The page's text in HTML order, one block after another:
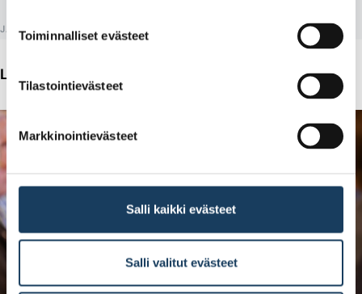
Toiminnalliset evästeet
Tilastointievästeet
Markkinointievästeet
Salli kaikki evästeet
Salli valitut evästeet
JAA
Lue lisää